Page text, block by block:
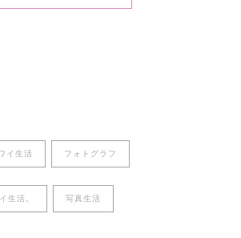
イ生活 フォトグラフ
生活。 写真生活